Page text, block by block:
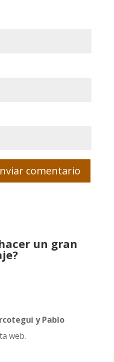
un gran
y Pablo
web.